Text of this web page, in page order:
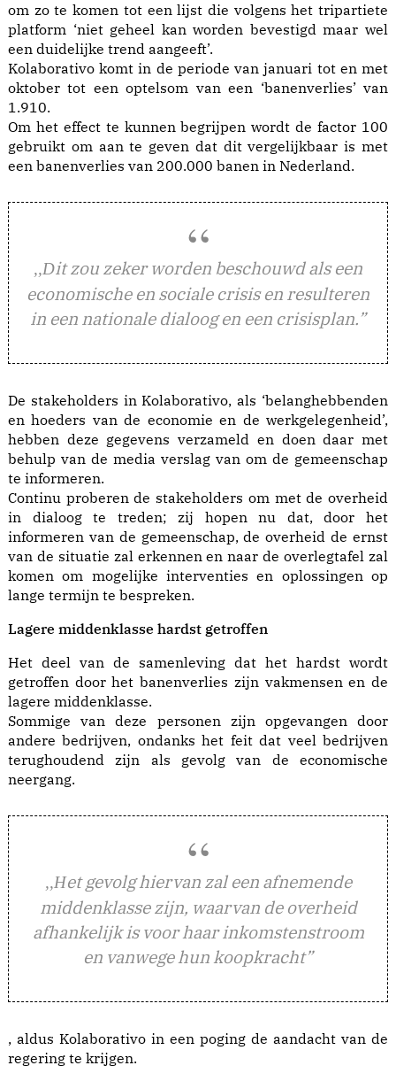
om zo te komen tot een lijst die volgens het tripartiete
platform ‘niet geheel kan worden bevestigd maar wel
een duidelijke trend aangeeft’.
Kolaborativo komt in de periode van januari tot en met
oktober tot een optelsom van een ‘banenverlies’ van
1.910.
Om het effect te kunnen begrijpen wordt de factor 100
gebruikt om aan te geven dat dit vergelijkbaar is met
een banenverlies van 200.000 banen in Nederland.
,,Dit zou zeker worden beschouwd als een
economische en sociale crisis en resulteren
in een nationale dialoog en een crisisplan.”
De stakeholders in Kolaborativo, als ‘belanghebbenden
en hoeders van de economie en de werkgelegenheid’,
hebben deze gegevens verzameld en doen daar met
behulp van de media verslag van om de gemeenschap
te informeren.
Continu proberen de stakeholders om met de overheid
in dialoog te treden; zij hopen nu dat, door het
informeren van de gemeenschap, de overheid de ernst
van de situatie zal erkennen en naar de overlegtafel zal
komen om mogelijke interventies en oplossingen op
lange termijn te bespreken.
Lagere middenklasse hardst getroffen
Het deel van de samenleving dat het hardst wordt
getroffen door het banenverlies zijn vakmensen en de
lagere middenklasse.
Sommige van deze personen zijn opgevangen door
andere bedrijven, ondanks het feit dat veel bedrijven
terughoudend zijn als gevolg van de economische
neergang.
,,Het gevolg hiervan zal een afnemende
middenklasse zijn, waarvan de overheid
afhankelijk is voor haar inkomstenstroom
en vanwege hun koopkracht”
, aldus Kolaborativo in een poging de aandacht van de
regering te krijgen.